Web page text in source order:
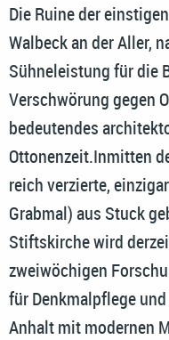
Die Ruine der
Walbeck an der Aller,
Sühneleistung für die
Verschwörung gegen
bedeutendes
Ottonenzeit.Inmitten
reich verzierte,
Grabmal) aus Stuck
Stiftskirche wird
zweiwöchigen
für Denkmalpflege
Anhalt mit modernen